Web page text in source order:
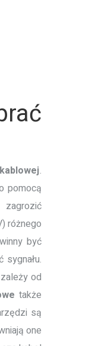
.
pomocą
zagrozić
różnego
być
od
także
są
one